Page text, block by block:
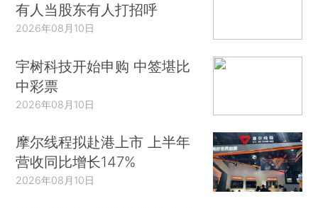
有人当股东有人打招呼
2026年08月10日
宇树科技开始申购 中签堪比
中彩票
2026年08月10日
摩尔线程拟赴港上市 上半年
营收同比增长147%
2026年08月10日